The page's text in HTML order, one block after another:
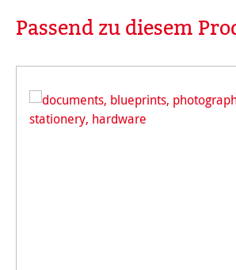
Produktgalerie überspringen
Passend zu diesem